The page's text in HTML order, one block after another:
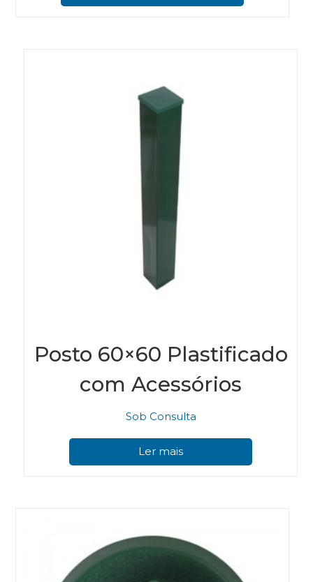
Posto 60×60 Plastificado
com Acessórios
Sob Consulta
Ler mais